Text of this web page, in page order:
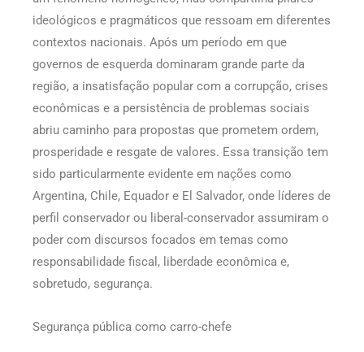
ideológicos e pragmáticos que ressoam em diferentes
contextos nacionais. Após um período em que
governos de esquerda dominaram grande parte da
região, a insatisfação popular com a corrupção, crises
econômicas e a persistência de problemas sociais
abriu caminho para propostas que prometem ordem,
prosperidade e resgate de valores. Essa transição tem
sido particularmente evidente em nações como
Argentina, Chile, Equador e El Salvador, onde líderes de
perfil conservador ou liberal-conservador assumiram o
poder com discursos focados em temas como
responsabilidade fiscal, liberdade econômica e,
sobretudo, segurança.
Segurança pública como carro-chefe